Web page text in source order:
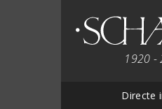
1920 -
Directe